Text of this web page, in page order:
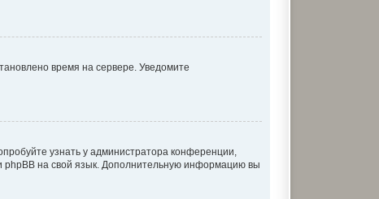
время на сервере. Уведомите
узнать у администратора конференции,
phpBB на свой язык. Дополнительную информацию вы